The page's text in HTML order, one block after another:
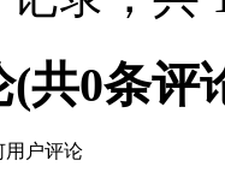
(共0条评
用户评论